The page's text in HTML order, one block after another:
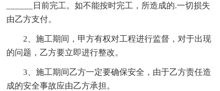
______日前完工。如不能按时完工，所造成的.一切损失
由乙方支付。
2、施工期间，甲方有权对工程进行监督，对于出现
的问题，乙方要立即进行整改。
3、施工期间乙方一定要确保安全，由于乙方责任造
成的安全事故应由乙方承担。